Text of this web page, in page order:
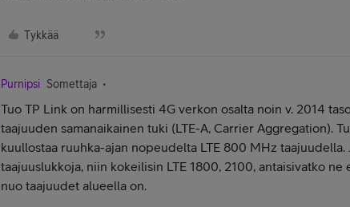
Tykkää
Purnipsi Somettaja
Tuo TP Link on harmillisesti 4G verkon osalta noin v. 2014
taajuuden samanaikainen tuki (LTE-A, Carrier Aggregation).
kuullostaa ruuhka-ajan nopeudelta LTE 800 MHz taajuudella.
taajuuslukkoja, niin kokeilisin LTE 1800, 2100, antaisivatko ne
nuo taajuudet alueella on.